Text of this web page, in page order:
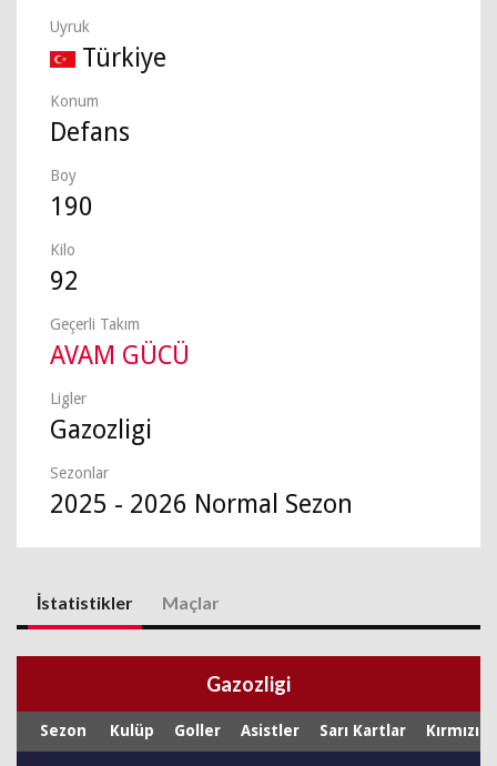
Uyruk
Türkiye
Konum
Defans
Boy
190
Kilo
92
Geçerli Takım
AVAM GÜCÜ
Ligler
Gazozligi
Sezonlar
2025 - 2026 Normal Sezon
İstatistikler Maçlar
Gazozligi
Sezon Kulüp Goller Asistler Sarı Kartlar Kırmızı